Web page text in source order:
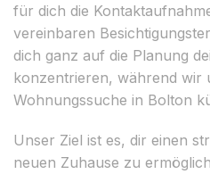
für dich die
vereinbaren
dich ganz auf die Planung
konzentrieren, während wir
Wohnungssuche in Bolton
Unser Ziel ist es, dir einen
neuen Zuhause zu